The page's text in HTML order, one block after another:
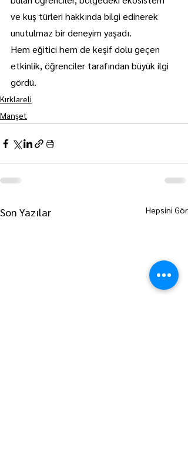
ve kuş türleri hakkında bilgi edinerek
unutulmaz bir deneyim yaşadı.
Hem eğitici hem de keşif dolu geçen
etkinlik, öğrenciler tarafından büyük ilgi
gördü.
Kırklareli
Manşet
Son Yazılar Hepsini Gör